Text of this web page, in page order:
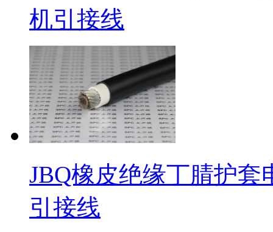
机引接线
JBQ橡皮绝缘丁腈护套
引接线